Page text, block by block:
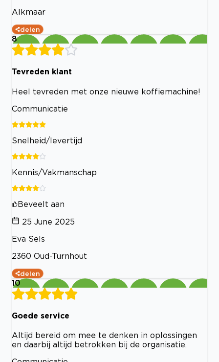
Alkmaar
delen
8
Tevreden klant
Heel tevreden met onze nieuwe koffiemachine!
Communicatie
Snelheid/levertijd
Kennis/Vakmanschap
Beveelt aan
25 June 2025
Eva Sels
2360 Oud-Turnhout
delen
10
Goede service
Altijd bereid om mee te denken in oplossingen
en daarbij altijd betrokken bij de organisatie.